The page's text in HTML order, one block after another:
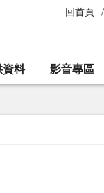
回首頁
資料 影音專區